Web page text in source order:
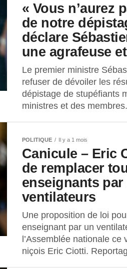
« Vous n’aurez
de notre
déclare
une agrafeuse
Le premier ministre
refuser de dévoiler les
dépistage de stupéfiants
ministres et des
POLITIQUE Il y a 1 mois
Canicule – Eric
de remplacer
enseignants par
ventilateurs
Une proposition de loi
enseignant par un
l’Assemblée nationale
niçois Eric Ciotti.